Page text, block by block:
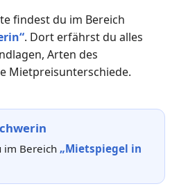
findest du im Bereich
. Dort erfährst du alles
Arten des
Mietpreisunterschiede.
im Bereich „Mietspiegel in